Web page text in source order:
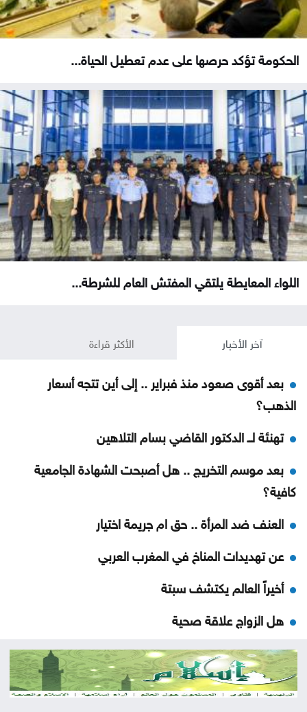
الحكومة تؤكد حرصها على عدم تعطيل الحياة...
اللواء المعايطة يلتقي المفتش العام للشرطة...
آخر الأخبار الأكثر قراءة
بعد أقوى صعود منذ فبراير .. إلى أين تتجه أسعار
الذهب؟
تهنئة لــ الدكتور القاضي بسام التلاهين
بعد موسم التخريج .. هل أصبحت الشهادة الجامعية
كافية؟
العنف ضد المرأة .. حق ام جريمة اختيار
عن تهديدات المناخ في المغرب العربي
أخيراً العالم يكتشف سبتة
هل الزواج علاقة صحية
من كريم خان إلى بيدرو سانشيز… كلفة الوقوف مع
فلسطين